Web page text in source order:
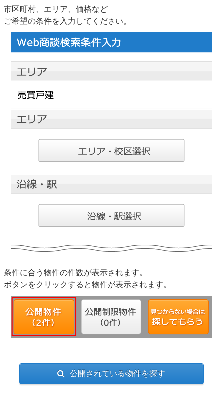
市区町村、エリア、価格など
ご希望の条件を入力してください。
条件に合う物件の件数が表示されます。
ボタンをクリックすると物件が表示されます。
公開されている物件を探す